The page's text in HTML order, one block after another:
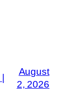
August
2, 2026